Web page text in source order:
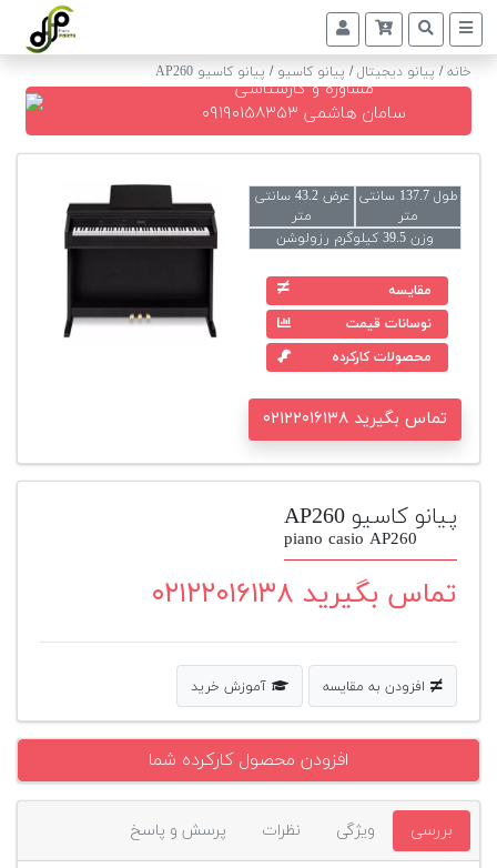
دیجیتال
پیانو
آکوستیک
گیتار
کلاسیک
پیانو
کوک
و
پیانو
وبلاگ
پیانو
دست
دوم
افزودن
محصول
دست
دوم
خانه/ پیانو دیجیتال/ پیانو کاسیو / پیانو کاسیو AP260
مشاوره و کارشناسی
سامان هاشمی ۰۹۱۹۰۱۵۸۳۵۳
طول 137.7 سانتی
متر
عرض 43.2 سانتی
متر
وزن 39.5 کیلوگرم رزولوشن
مقایسه
نوسانات قیمت
محصولات کارکرده
تماس بگیرید ۰۲۱۲۲۰۱۶۱۳۸
پیانو کاسیو AP260
piano casio AP260
تماس بگیرید ۰۲۱۲۲۰۱۶۱۳۸
افزودن به مقایسه آموزش خرید
افزودن محصول کارکرده شما
بررسی ویژگی نظرات پرسش و پاسخ